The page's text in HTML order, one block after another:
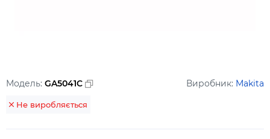
Модель: GA5041C Виробник: Makita
Не виробляється